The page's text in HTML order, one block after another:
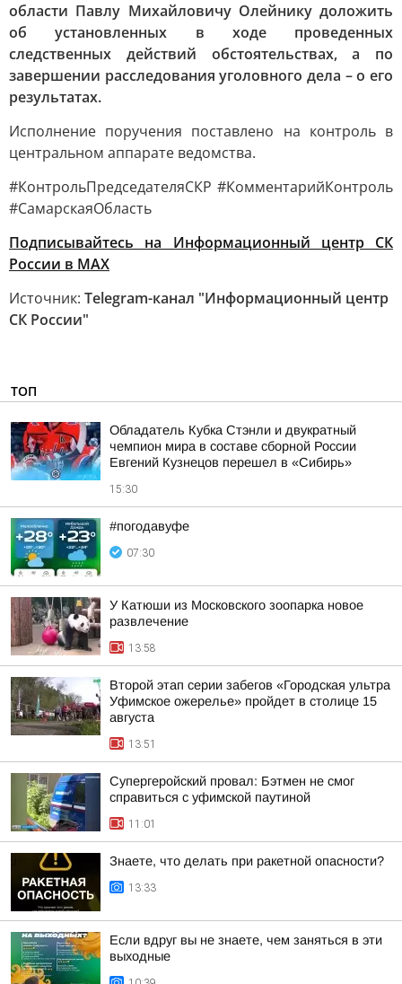
области Павлу Михайловичу Олейнику доложить
об установленных в ходе проведенных
следственных действий обстоятельствах, а по
завершении расследования уголовного дела – о его
результатах.
Исполнение поручения поставлено на контроль в
центральном аппарате ведомства.
#КонтрольПредседателяСКР #КомментарийКонтроль
#СамарскаяОбласть
Подписывайтесь на Информационный центр СК
России в MAХ
Источник: Telegram-канал "Информационный центр
СК России"
ТОП
Обладатель Кубка Стэнли и двукратный
чемпион мира в составе сборной России
Евгений Кузнецов перешел в «Сибирь»
15:30
#погодавуфе
07:30
У Катюши из Московского зоопарка новое
развлечение
13:58
Второй этап серии забегов «Городская ультра
Уфимское ожерелье» пройдет в столице 15
августа
13:51
Супергеройский провал: Бэтмен не смог
справиться с уфимской паутиной
11:01
Знаете, что делать при ракетной опасности?
13:33
Если вдруг вы не знаете, чем заняться в эти
выходные